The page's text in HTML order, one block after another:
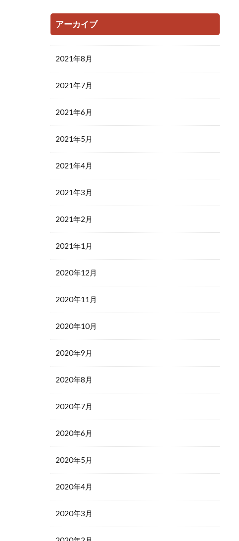
アーカイブ
2021年8月
2021年7月
2021年6月
2021年5月
2021年4月
2021年3月
2021年2月
2021年1月
2020年12月
2020年11月
2020年10月
2020年9月
2020年8月
2020年7月
2020年6月
2020年5月
2020年4月
2020年3月